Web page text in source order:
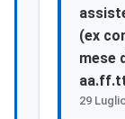
(ex
mese
29